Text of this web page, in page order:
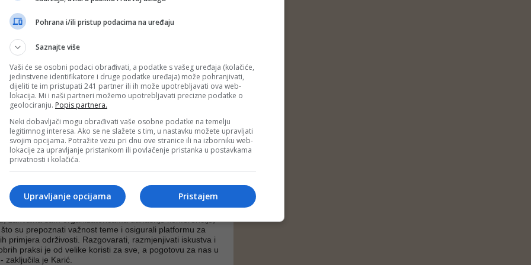
operacija može izgraditi i voditi na održiv način, uz
razvoju i unapređenju životnog standarda na
nivou.
samo o tome da se izbjegnu negativni utjecaji poslovanja
već o aktivnom doprinosu stvaranju održivijeg svijeta.
i u zelenu revoluciju u poslovnim operacijama i počeo
energiju putem solarnih panela postavljenih na
dalje je da u saradnji s lokalnom zajednicom razvijamo
fotonaponskih sistema, odakle ćemo otkupljivati
energije i koristiti je rad postrojenja u Varešu. Ovakav
lokalnoj zajednici da prihvati zelenu energiju, te da
važnu dugoročnu investiciju u našu sopstvenu zelenu
je Karić.
u poslovanje postaje sve važnija ne samo zbog
i pritiska kontrolora, već i zbog moralne obaveze
No, budući da je ESG i dalje relativno
Karić je naglasila potrebu edukacije, kako organa vlasti
zahvalna sam organizatoricama današnje konferencije,
su prepoznati važnost teme i osigurali platformu za
primjera održivosti. Razgovarati, razmjenjivati iskustva i
praksi je od velike koristi za sve, a pogotovu za nas u
zaključila je Karić.
Pohrana i/ili pristup podacima na uređaju
Saznajte više
Vaši će se osobni podaci obrađivati, a podatke s vašeg uređaja (kolačiće,
jedinstvene identifikatore i druge podatke uređaja) može pohranjivati,
dijeliti te im pristupati 241 partner ili ih može upotrebljavati ova web-
lokacija. Mi i naši partneri možemo upotrebljavati precizne podatke o
geolociranju. Popis partnera.
Neki dobavljači mogu obrađivati vaše osobne podatke na temelju
legitimnog interesa. Ako se ne slažete s tim, u nastavku možete upravljati
svojim opcijama. Potražite vezu pri dnu ove stranice ili na izborniku web-
lokacije za upravljanje pristankom ili povlačenje pristanka u postavkama
privatnosti i kolačića.
Pristajem
Upravljanje opcijama